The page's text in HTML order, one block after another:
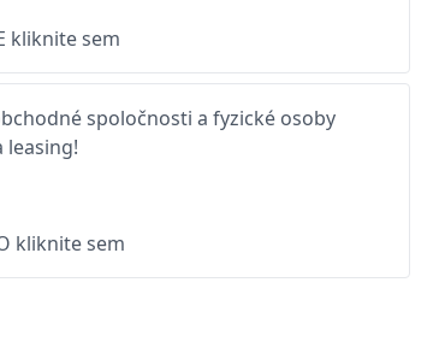
kliknite sem
spoločnosti a fyzické osoby
leasing!
kliknite sem